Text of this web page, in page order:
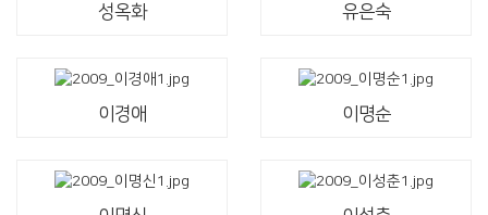
성옥화 유은숙
이경애 이명순